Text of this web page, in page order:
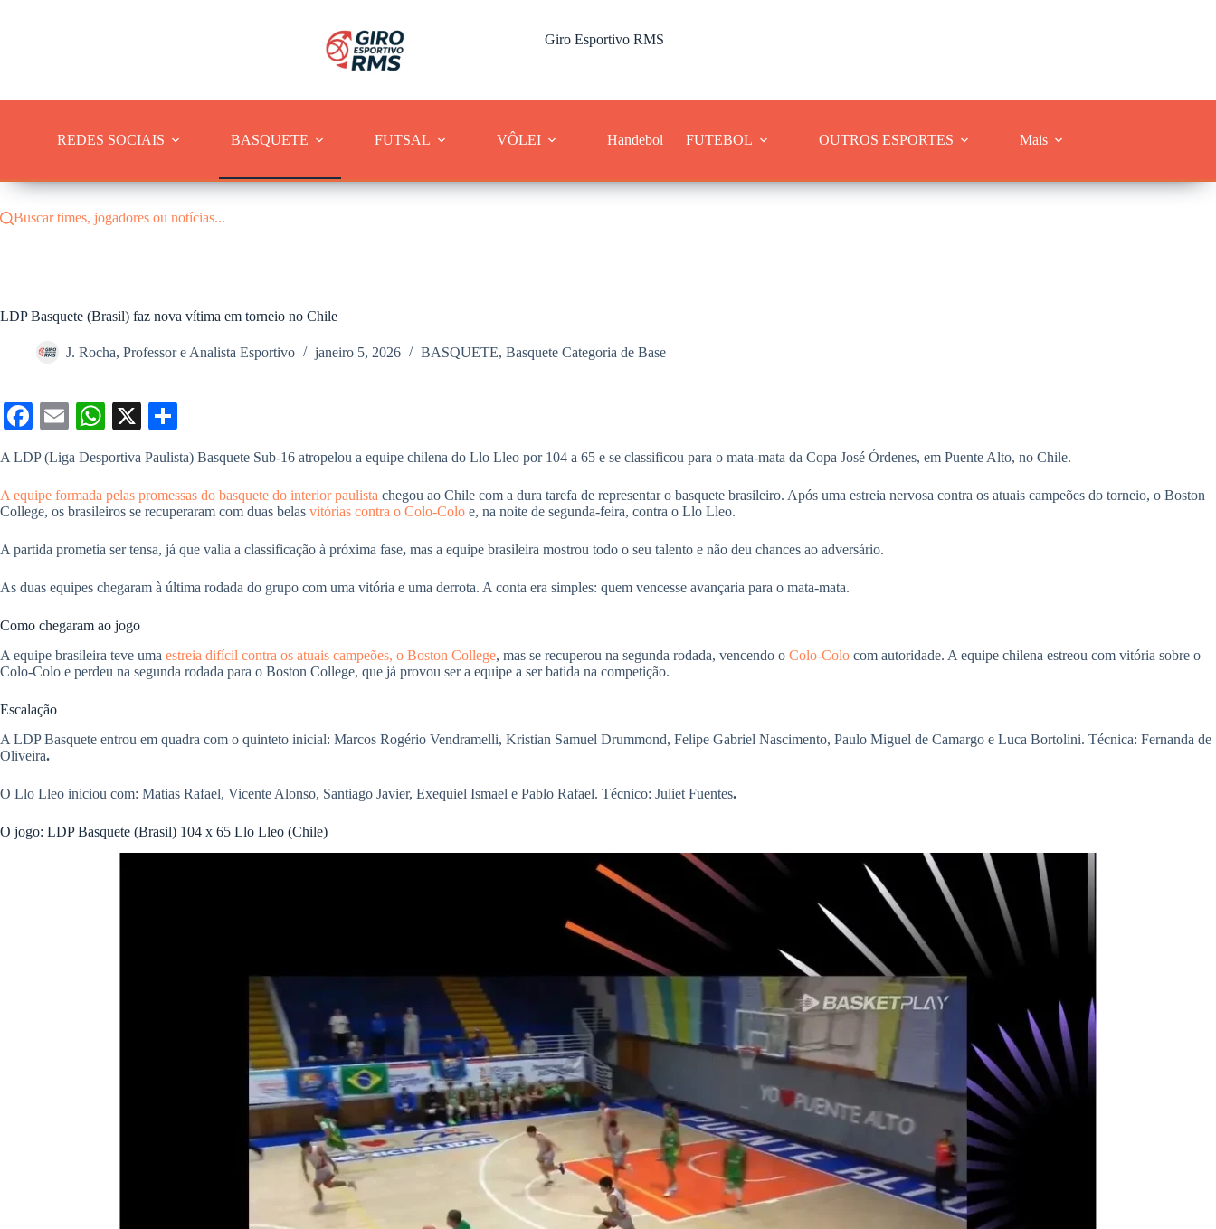
Giro Esportivo RMS
REDES SOCIAIS BASQUETE FUTSAL VÔLEI Handebol FUTEBOL OUTROS ESPORTES Mais
Buscar times, jogadores ou notícias...
LDP Basquete (Brasil) faz nova vítima em torneio no Chile
J. Rocha, Professor e Analista Esportivo janeiro 5, 2026 BASQUETE, Basquete Categoria de Base
Fa
ce
bo
ok
E
m
W
ha
A
X
ha
re
A LDP (Liga Desportiva Paulista) Basquete Sub-16 atropelou a equipe chilena do Llo Lleo por 104 a 65 e se classificou para o mata-mata da Copa José Órdenes, em Puente Alto, no Chile.
A equipe formada pelas promessas do basquete do interior paulista chegou ao Chile com a dura tarefa de representar o basquete brasileiro. Após uma estreia nervosa contra os atuais campeões do torneio, o Boston
College, os brasileiros se recuperaram com duas belas vitórias contra o Colo-Colo e, na noite de segunda-feira, contra o Llo Lleo.
A partida prometia ser tensa, já que valia a classificação à próxima fase, mas a equipe brasileira mostrou todo o seu talento e não deu chances ao adversário.
As duas equipes chegaram à última rodada do grupo com uma vitória e uma derrota. A conta era simples: quem vencesse avançaria para o mata-mata.
Como chegaram ao jogo
A equipe brasileira teve uma estreia difícil contra os atuais campeões, o Boston College, mas se recuperou na segunda rodada, vencendo o Colo-Colo com autoridade. A equipe chilena estreou com vitória sobre o
Colo-Colo e perdeu na segunda rodada para o Boston College, que já provou ser a equipe a ser batida na competição.
Escalação
A LDP Basquete entrou em quadra com o quinteto inicial: Marcos Rogério Vendramelli, Kristian Samuel Drummond, Felipe Gabriel Nascimento, Paulo Miguel de Camargo e Luca Bortolini. Técnica: Fernanda de
Oliveira.
O Llo Lleo iniciou com: Matias Rafael, Vicente Alonso, Santiago Javier, Exequiel Ismael e Pablo Rafael. Técnico: Juliet Fuentes.
O jogo: LDP Basquete (Brasil) 104 x 65 Llo Lleo (Chile)